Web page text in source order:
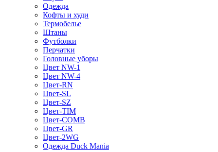
Одежда
Кофты и худи
Термобелье
Штаны
Футболки
Перчатки
Головные уборы
Цвет NW-1
Цвет NW-4
Цвет-RN
Цвет-SL
Цвет-SZ
Цвет-TIM
Цвет-COMB
Цвет-GR
Цвет-2WG
Одежда Duck Mania